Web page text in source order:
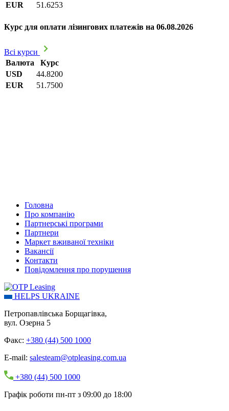
EUR
51.6253
Курс для оплати лізингових платежів на 06.08.2026
Всі курси
Валюта
Курс
USD
44.8200
EUR
51.7500
Головна
Про компанію
Партнерські програми
Партнери
Маркет вживаної техніки
Вакансії
Контакти
Повідомлення про порушення
HELPS UKRAINE
Петропавлівська Борщагівка,
вул. Озерна 5
Факс: +380 (44) 500 1000
E-mail: salesteam@otpleasing.com.ua
+380 (44) 500 1000
Графік роботи пн-пт з 09:00 до 18:00